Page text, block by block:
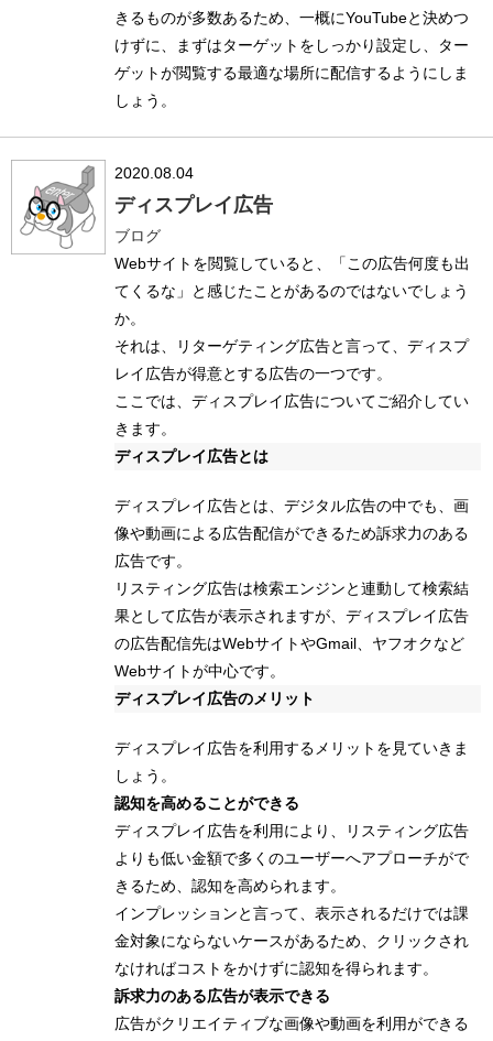
きるものが多数あるため、一概にYouTubeと決めつ
けずに、まずはターゲットをしっかり設定し、ター
ゲットが閲覧する最適な場所に配信するようにしま
しょう。
2020.08.04
ディスプレイ広告
ブログ
Webサイトを閲覧していると、「この広告何度も出
てくるな」と感じたことがあるのではないでしょう
か。
それは、リターゲティング広告と言って、ディスプ
レイ広告が得意とする広告の一つです。
ここでは、ディスプレイ広告についてご紹介してい
きます。
ディスプレイ広告とは
ディスプレイ広告とは、デジタル広告の中でも、画
像や動画による広告配信ができるため訴求力のある
広告です。
リスティング広告は検索エンジンと連動して検索結
果として広告が表示されますが、ディスプレイ広告
の広告配信先はWebサイトやGmail、ヤフオクなど
Webサイトが中心です。
ディスプレイ広告のメリット
ディスプレイ広告を利用するメリットを見ていきま
しょう。
認知を高めることができる
ディスプレイ広告を利用により、リスティング広告
よりも低い金額で多くのユーザーへアプローチがで
きるため、認知を高められます。
インプレッションと言って、表示されるだけでは課
金対象にならないケースがあるため、クリックされ
なければコストをかけずに認知を得られます。
訴求力のある広告が表示できる
広告がクリエイティブな画像や動画を利用ができる